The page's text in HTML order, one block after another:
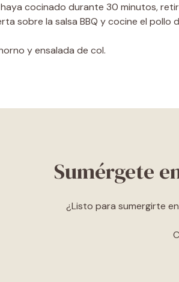
cocinado durante 30 minutos,
sobre la salsa BBQ y cocine el
y ensalada de col.
Sumérgete
¿Listo para sumergirte